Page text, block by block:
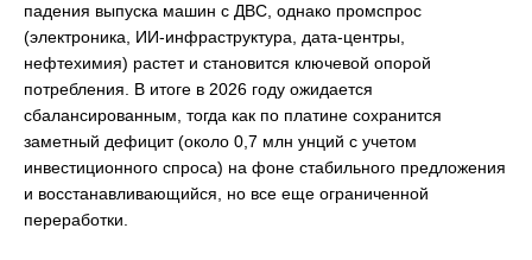
падения выпуска машин с ДВС, однако промспрос
(электроника, ИИ-инфраструктура, дата-центры,
нефтехимия) растет и становится ключевой опорой
потребления. В итоге в 2026 году ожидается
сбалансированным, тогда как по платине сохранится
заметный дефицит (около 0,7 млн унций с учетом
инвестиционного спроса) на фоне стабильного предложения
и восстанавливающийся, но все еще ограниченной
переработки.